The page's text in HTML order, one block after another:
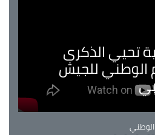
تحيي الذكرى
الوطني للجيش